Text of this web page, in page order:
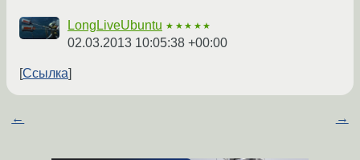
LongLiveUbuntu ★★★★★
02.03.2013 10:05:38 +00:00
Ссылка
← →